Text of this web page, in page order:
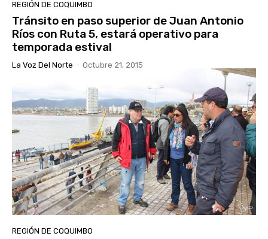
REGIÓN DE COQUIMBO
Tránsito en paso superior de Juan Antonio
Ríos con Ruta 5, estará operativo para
temporada estival
La Voz Del Norte - Octubre 21, 2015
REGIÓN DE COQUIMBO